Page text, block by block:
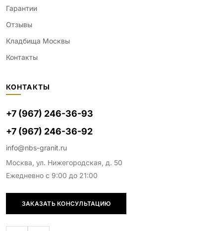
Гарантии
Отзывы
Кладбища Москвы
Контакты
КОНТАКТЫ
+7 (967) 246-36-93
+7 (967) 246-36-92
info@nbs-granit.ru
Москва, ул. Нижегородская, д. 50
Ежедневно с 9:00 до 21:00
ЗАКАЗАТЬ КОНСУЛЬТАЦИЮ